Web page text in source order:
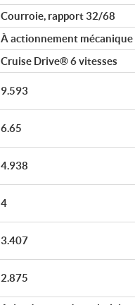
Courroie, rapport 32/68
À actionnement
Cruise Drive® 6 vitesses
9.593
6.65
4.938
4
3.407
2.875